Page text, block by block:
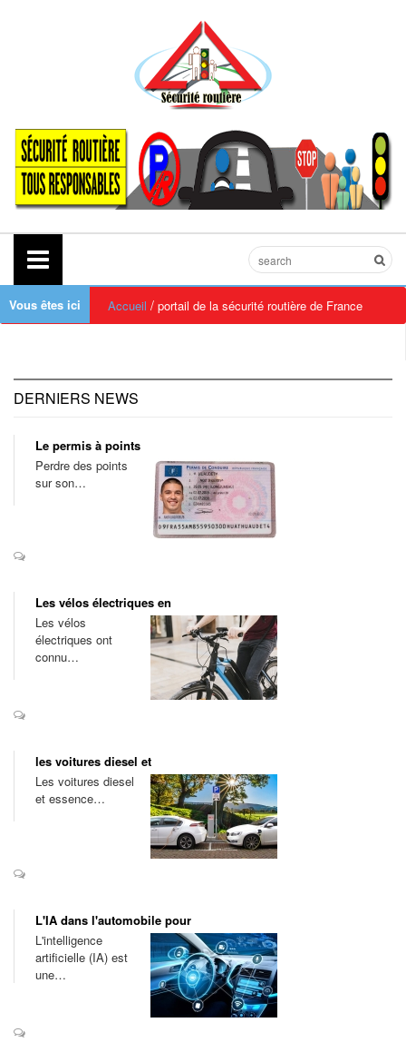
Vous êtes ici Accueil / portail de la sécurité routière de France
DERNIERS NEWS
Le permis à points
Perdre des points
sur son…
Les vélos électriques en
Les vélos
électriques ont
connu…
les voitures diesel et
Les voitures diesel
et essence…
L'IA dans l'automobile pour
L'intelligence
artificielle (IA) est
une…